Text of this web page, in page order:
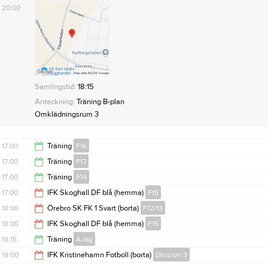
Anteckning:
Träning kilsta gräs
Omklädningsrum 5
20:00
Samlingstid: 18:15
Anteckning: Träning B-plan
Omklädningsrum 3
17:00 Träning F16
18:30
17:00 Träning F17
18:30
17:00 Träning F14
18:30
17:00 IFK Skoghall DF blå (hemma) F15
19:00
18:00 Örebro SK FK 1 Svart (borta) F12/13
20:00
18:00 IFK Skoghall DF blå (hemma) F15
20:00
18:15 Träning A-lag
19:00 IFK Kristinehamn Fotboll (borta) Division 3